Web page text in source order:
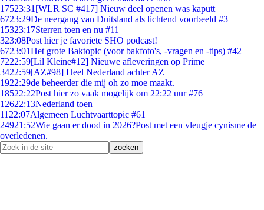
17523:31 [WLR SC #417] Nieuw deel openen was kaputt
6723:29De neergang van Duitsland als lichtend voorbeeld #3
15323:17Sterren toen en nu #11
323:08Post hier je favoriete SHO podcast!
6723:01Het grote Baktopic (voor bakfoto's, -vragen en -tips) #42
7222:59[Lil Kleine#12] Nieuwe afleveringen op Prime
3422:59[AZ#98] Heel Nederland achter AZ
1922:29de beheerder die mij oh zo moe maakt.
18522:22Post hier zo vaak mogelijk om 22:22 uur #76
12622:13Nederland toen
11 22:07Algemeen Luchtvaarttopic #61
24921:52Wie gaan er dood in 2026?Post met een vleugje cynisme de
overledenen.